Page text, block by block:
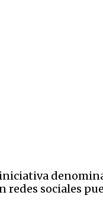
sociales